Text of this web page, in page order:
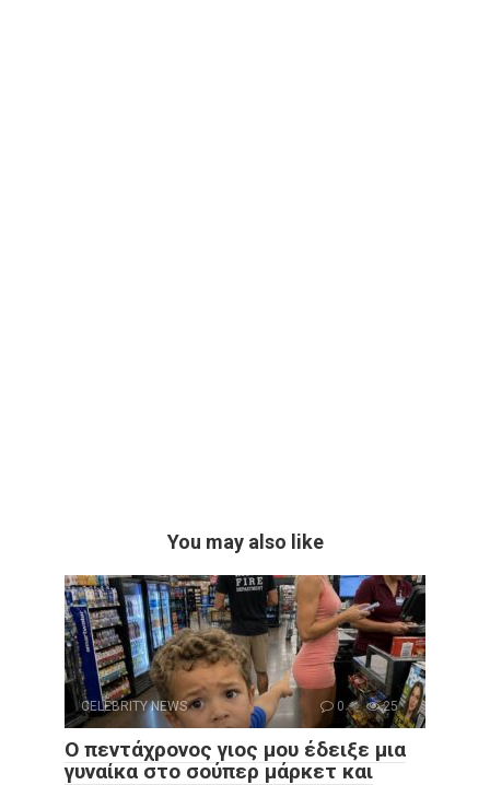
You may also like
CELEBRITY NEWS 0 25
Ο πεντάχρονος γιος μου έδειξε μια
γυναίκα στο σούπερ μάρκετ και